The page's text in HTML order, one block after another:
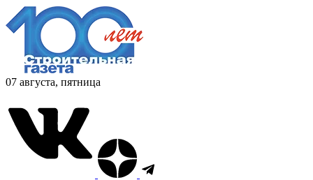
07 августа, пятница